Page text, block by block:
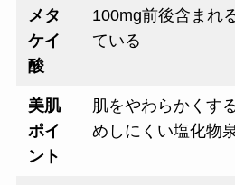
メタ
ケイ
酸
100mg前後含まれ
ている
美肌
ポイ
ント
肌をやわらかくす
めしにくい塩化物